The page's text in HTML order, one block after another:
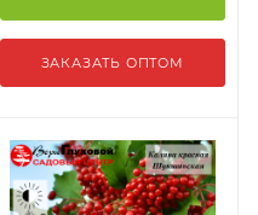
ЗАКАЗАТЬ ОПТОМ